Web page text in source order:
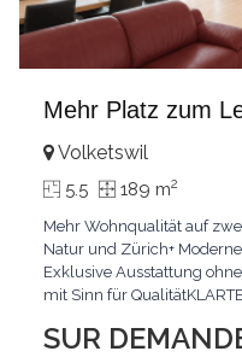
Mehr Platz zum
SUR
Volketswil
5.5 189 m2
Mehr Wohnqualität auf
Natur und Zürich+
Exklusive Ausstattung
mit Sinn für
anrufen: +41 76 651 22 73